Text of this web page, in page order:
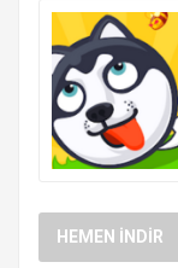
HEMEN İNDIR